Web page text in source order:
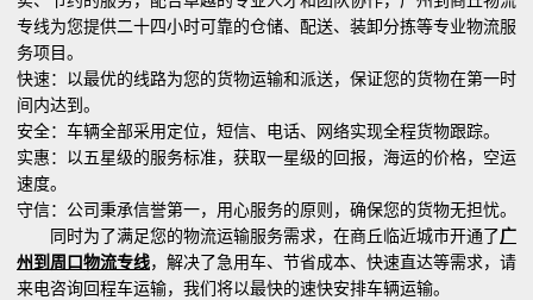
专线为您提供二十四小时可靠的仓储、配送、装卸分拣等专业物流服
务项目。
快速：以最优的线路为您的货物运输和派送，保证您的货物在第一时
间内达到。
安全：车辆全部采用定位，短信、电话、网络实现全程货物跟踪。
实惠：以五星级的服务标准，获取一星级的回报，海运的价格，空运
速度。
守信：公司秉承信誉第一，用心服务的原则，确保您的货物无担忧。
同时为了满足您的物流运输服务需求，在商丘临近城市开通了广
州到周口物流专线，解决了急用车、节省成本、快速直达等需求，请
来电咨询回程车运输，我们将以最快的速快安排车辆运输。